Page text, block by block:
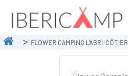
FLOWER CAMPING L'ABRI-CÔTIER